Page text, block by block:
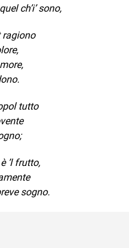
ch’i’ sono,
ragiono
tutto
’l frutto,
sogno.